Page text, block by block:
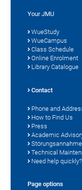
Your JMU
WueStudy
WueCampus
Class Schedule
Online Enrolment
Library Catalogue
Contact
Phone and
How to Find Us
Press
Academic
Störungsannahme
Technical
Need help quickly?
Page options